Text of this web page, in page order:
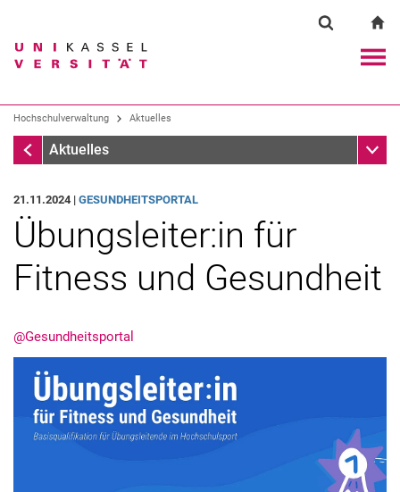
Springe direkt zu: Inhalt
Springe direkt zu: Suche
Springe direkt zu:
Suchbegriff
Suchmaschine
Suchen (öffnet externen Link in einem
Hochschulverwaltung Aktuelles
Aktuelles
Aktuelles
21.11.2024 | GESUNDHEITSPORTAL
Übungsleiter:in für
Fitness und Gesundheit
@Gesundheitsportal